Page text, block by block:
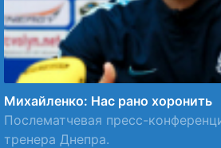
Михайленко: Нас рано хоронить
Послематчевая пресс-
тренера Днепра.